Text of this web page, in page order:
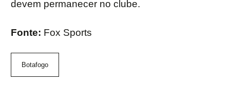
devem permanecer no clube.
Fonte: Fox Sports
Botafogo